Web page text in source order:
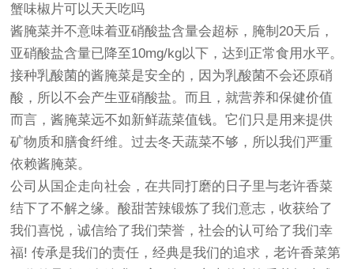
蟹味椒片可以天天吃吗
酱腌菜并不意味着亚硝酸盐含量会超标，腌制20天后，
亚硝酸盐含量已降至10mg/kg以下，达到正常食用水平。
接种乳酸菌的酱腌菜是安全的，因为乳酸菌不会还原硝
酸，所以不会产生亚硝酸盐。而且，就营养和保健价值
而言，酱腌菜远不如新鲜蔬菜值钱。它们只是用来提供
矿物质和膳食纤维。过去冬天蔬菜不够，所以我们严重
依赖酱腌菜。
公司从国企走向社会，在共同打磨的日子里与老许香菜
结下了不解之缘。酸甜苦辣锻炼了我们意志，收获给了
我们喜悦，诚信给了我们荣誉，社会的认可给了我们幸
福! 传承是我们的责任，经典是我们的追求，老许香菜第